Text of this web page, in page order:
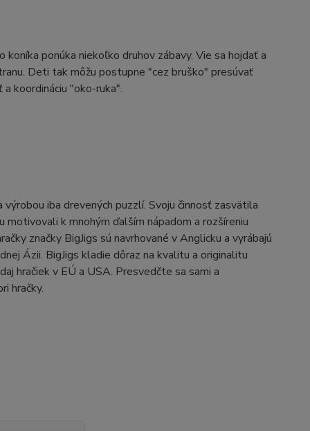
ponúka niekoľko druhov zábavy. Vie sa hojdať a
Deti tak môžu postupne "cez bruško" presúvať
koordináciu "oko-ruka".
iba drevených puzzlí. Svoju činnosť zasvätila
motivovali k mnohým ďalším nápadom a rozšíreniu
značky BigJigs sú navrhované v Anglicku a vyrábajú
Ázii. BigJigs kladie dôraz na kvalitu a originalitu
hračiek v EÚ a USA. Presvedčte sa sami a
hračky.